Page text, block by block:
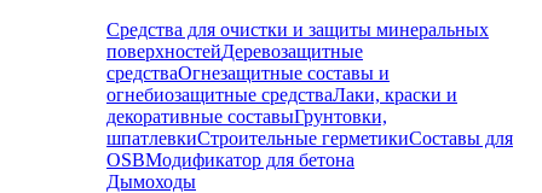
Средства для очистки и защиты минеральных
поверхностейДеревозащитные
средстваОгнезащитные составы и
огнебиозащитные средстваЛаки, краски и
декоративные составыГрунтовки,
шпатлевкиСтроительные герметикиСоставы для
OSBМодификатор для бетона
Дымоходы